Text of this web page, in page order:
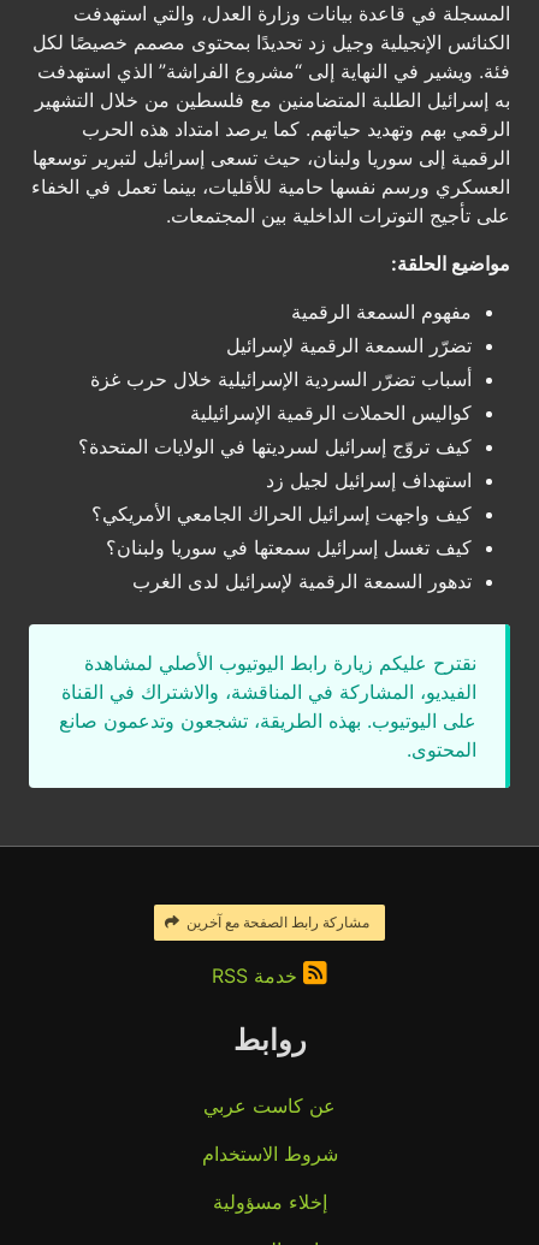
المسجلة في قاعدة بيانات وزارة العدل، والتي استهدفت
الكنائس الإنجيلية وجيل زد تحديدًا بمحتوى مصمم خصيصًا لكل
فئة. ويشير في النهاية إلى “مشروع الفراشة” الذي استهدفت
به إسرائيل الطلبة المتضامنين مع فلسطين من خلال التشهير
الرقمي بهم وتهديد حياتهم. كما يرصد امتداد هذه الحرب
الرقمية إلى سوريا ولبنان، حيث تسعى إسرائيل لتبرير توسعها
العسكري ورسم نفسها حامية للأقليات، بينما تعمل في الخفاء
على تأجيج التوترات الداخلية بين المجتمعات.
مواضيع الحلقة:
مفهوم السمعة الرقمية
تضرّر السمعة الرقمية لإسرائيل
أسباب تضرّر السردية الإسرائيلية خلال حرب غزة
كواليس الحملات الرقمية الإسرائيلية
كيف تروّج إسرائيل لسرديتها في الولايات المتحدة؟
استهداف إسرائيل لجيل زد
كيف واجهت إسرائيل الحراك الجامعي الأمريكي؟
كيف تغسل إسرائيل سمعتها في سوريا ولبنان؟
تدهور السمعة الرقمية لإسرائيل لدى الغرب
نقترح عليكم زيارة رابط اليوتيوب الأصلي لمشاهدة
الفيديو، المشاركة في المناقشة، والاشتراك في القناة
على اليوتيوب. بهذه الطريقة، تشجعون وتدعمون صانع
المحتوى.
مشاركة رابط الصفحة مع آخرين
خدمة RSS
روابط
عن كاست عربي
شروط الاستخدام
إخلاء مسؤولية